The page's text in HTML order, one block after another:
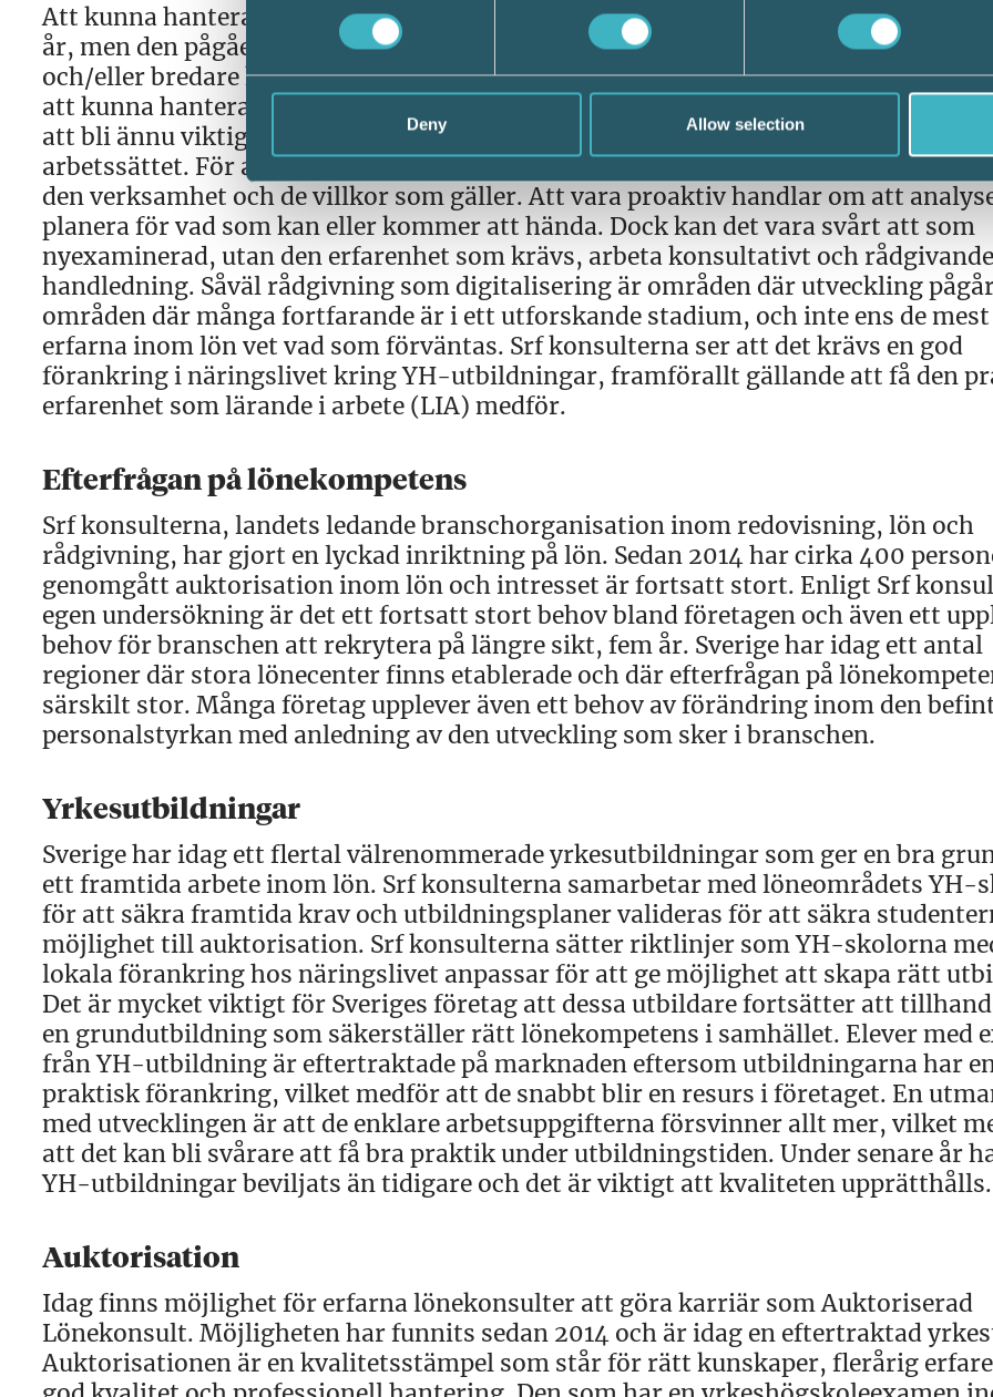
Deny Allow selection
Att kunna hantera lönesystem har varit en förutsättning för löneprocessen under
år, men den pågående förändring kopplat till Industri 4.0 som sker kräver en
och/eller bredare kompetens. Nya roller utvecklas och teknikens möjligheter,
att kunna hantera mycket information och vikten av att kunna analysera data
att bli ännu viktigare. Det som efterfrågas alltmer är det konsultativa, proaktiva
arbetssättet. För att kunna arbeta på ett konsultativt sätt krävs att man har
den verksamhet och de villkor som gäller. Att vara proaktiv handlar om att
planera för vad som kan eller kommer att hända. Dock kan det vara svårt att som
nyexaminerad, utan den erfarenhet som krävs, arbeta konsultativt och
handledning. Såväl rådgivning som digitalisering är områden där utveckling
områden där många fortfarande är i ett utforskande stadium, och inte ens de mest
erfarna inom lön vet vad som förväntas. Srf konsulterna ser att det krävs en god
förankring i näringslivet kring YH-utbildningar, framförallt gällande att få den
erfarenhet som lärande i arbete (LIA) medför.
Efterfrågan på lönekompetens
Srf konsulterna, landets ledande branschorganisation inom redovisning, lön och
rådgivning, har gjort en lyckad inriktning på lön. Sedan 2014 har cirka 400
genomgått auktorisation inom lön och intresset är fortsatt stort. Enligt Srf
egen undersökning är det ett fortsatt stort behov bland företagen och även ett
behov för branschen att rekrytera på längre sikt, fem år. Sverige har idag ett antal
regioner där stora lönecenter finns etablerade och där efterfrågan på
särskilt stor. Många företag upplever även ett behov av förändring inom den
personalstyrkan med anledning av den utveckling som sker i branschen.
Yrkesutbildningar
Sverige har idag ett flertal välrenommerade yrkesutbildningar som ger en bra
ett framtida arbete inom lön. Srf konsulterna samarbetar med löneområdets YH-
för att säkra framtida krav och utbildningsplaner valideras för att säkra
möjlighet till auktorisation. Srf konsulterna sätter riktlinjer som YH-skolorna
lokala förankring hos näringslivet anpassar för att ge möjlighet att skapa rätt
Det är mycket viktigt för Sveriges företag att dessa utbildare fortsätter att
en grundutbildning som säkerställer rätt lönekompetens i samhället. Elever med
från YH-utbildning är eftertraktade på marknaden eftersom utbildningarna har
praktisk förankring, vilket medför att de snabbt blir en resurs i företaget. En
med utvecklingen är att de enklare arbetsuppgifterna försvinner allt mer, vilket
att det kan bli svårare att få bra praktik under utbildningstiden. Under senare år
YH-utbildningar beviljats än tidigare och det är viktigt att kvaliteten upprätthålls.
Auktorisation
Idag finns möjlighet för erfarna lönekonsulter att göra karriär som Auktoriserad
Lönekonsult. Möjligheten har funnits sedan 2014 och är idag en eftertraktad
Auktorisationen är en kvalitetsstämpel som står för rätt kunskaper, flerårig